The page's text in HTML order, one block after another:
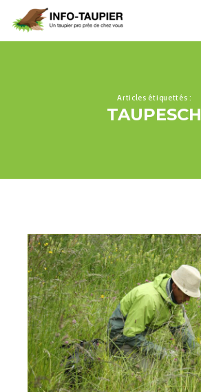
Articles étiquettés :
TAUPESCH